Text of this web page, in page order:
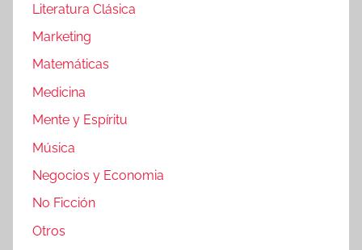
Literatura Clásica
Marketing
Matemáticas
Medicina
Mente y Espíritu
Música
Negocios y Economia
No Ficción
Otros